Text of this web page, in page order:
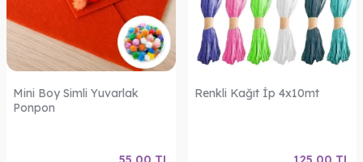
Mini Boy Simli Yuvarlak
Ponpon
Renkli Kağıt İp 4x10mt